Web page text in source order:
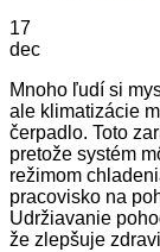
17
dec
Mnoho ľudí si
ale klimatizácie
čerpadlo. Toto
pretože systém
režimom
pracovisko na
Udržiavanie
že zlepšuje